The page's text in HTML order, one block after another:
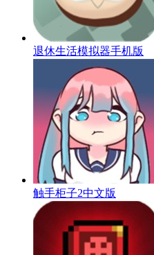
退休生活模拟器手机版
触手柜子2中文版